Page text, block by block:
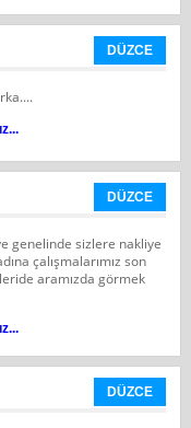
DÜZCE
DÜZCE
genelinde sizlere nakliye
çalışmalarımız son
aramızda görmek
DÜZCE